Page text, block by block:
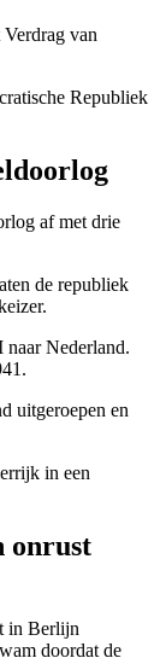
van
Republiek
af met drie
de republiek
Nederland.
uitgeroepen en
in een
onrust
in Berlijn
doordat de